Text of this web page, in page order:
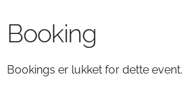
Booking
Bookings er lukket for dette event.